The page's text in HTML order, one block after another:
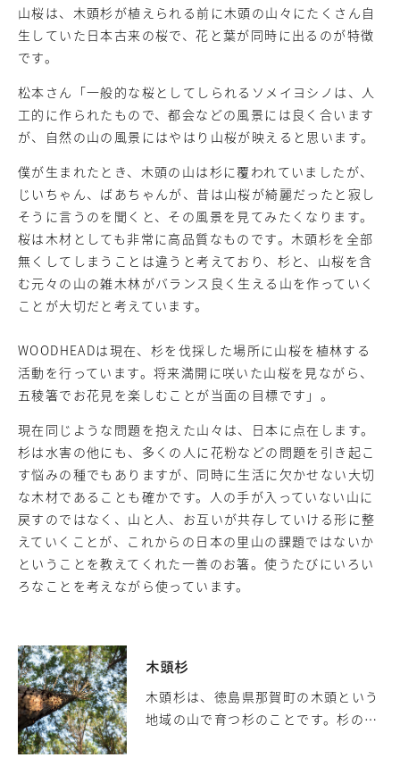
山桜は、木頭杉が植えられる前に木頭の山々にたくさん自
生していた日本古来の桜で、花と葉が同時に出るのが特徴
です。
松本さん「一般的な桜としてしられるソメイヨシノは、人
工的に作られたもので、都会などの風景には良く合います
が、自然の山の風景にはやはり山桜が映えると思います。
僕が生まれたとき、木頭の山は杉に覆われていましたが、
じいちゃん、ばあちゃんが、昔は山桜が綺麗だったと寂し
そうに言うのを聞くと、その風景を見てみたくなります。
桜は木材としても非常に高品質なものです。木頭杉を全部
無くしてしまうことは違うと考えており、杉と、山桜を含
む元々の山の雑木林がバランス良く生える山を作っていく
ことが大切だと考えています。
WOODHEADは現在、杉を伐採した場所に山桜を植林する
活動を行っています。将来満開に咲いた山桜を見ながら、
五稜箸でお花見を楽しむことが当面の目標です」。
現在同じような問題を抱えた山々は、日本に点在します。
杉は水害の他にも、多くの人に花粉などの問題を引き起こ
す悩みの種でもありますが、同時に生活に欠かせない大切
な木材であることも確かです。人の手が入っていない山に
戻すのではなく、山と人、お互いが共存していける形に整
えていくことが、これからの日本の里山の課題ではないか
ということを教えてくれた一善のお箸。使うたびにいろい
ろなことを考えながら使っています。
木頭杉
木頭杉は、徳島県那賀町の木頭という
地域の山で育つ杉のことです。杉の品